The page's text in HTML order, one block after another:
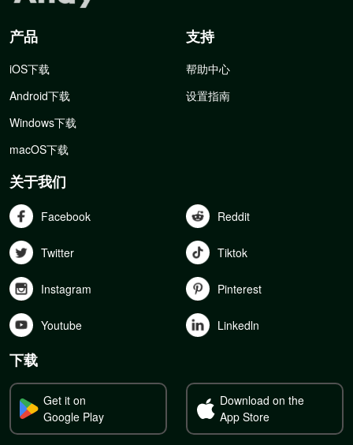
产品
iOS下载
Android下载
Windows下载
macOS下载
支持
帮助中心
设置指南
关于我们
Facebook Reddit
Twitter Tiktok
Instagram Pinterest
Youtube Linkedln
下载
Get it on
Google Play
Download on the
App Store